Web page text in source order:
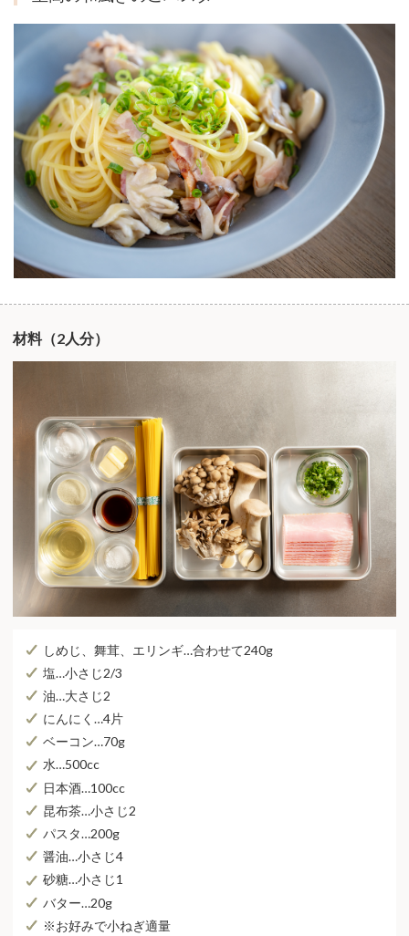
材料（2人分）
しめじ、舞茸、エリンギ…合わせて240g
塩…⼩さじ2/3
油…⼤さじ2
にんにく…4⽚
ベーコン…70g
⽔…500cc
⽇本酒…100cc
昆布茶…⼩さじ2
パスタ…200g
醤油…⼩さじ4
砂糖…⼩さじ1
バター…20g
※お好みで⼩ねぎ適量